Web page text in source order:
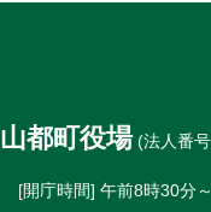
山都町役場(法人番
[開庁時間] 午前8時30分